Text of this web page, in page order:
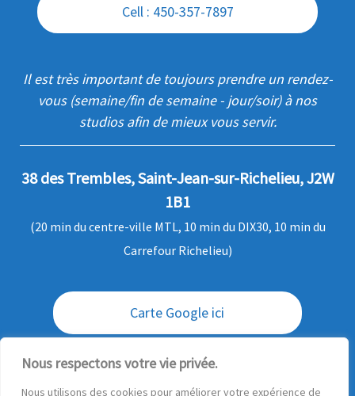
Nous respectons votre vie privée.
Nous utilisons des cookies pour améliorer votre expérience de
Cell : 450-357-7897
Il est très important de toujours prendre un rendez-
vous (semaine/fin de semaine - jour/soir) à nos
studios afin de mieux vous servir.
38 des Trembles, Saint-Jean-sur-Richelieu, J2W
1B1
(20 min du centre-ville MTL, 10 min du DIX30, 10 min du
Carrefour Richelieu)
Carte Google ici
Envoi / livraison des commandes